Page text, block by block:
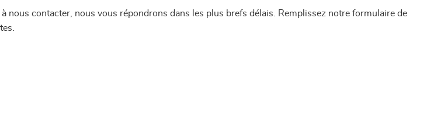
nous contacter, nous vous répondrons dans les plus brefs délais. Remplissez notre formulaire de